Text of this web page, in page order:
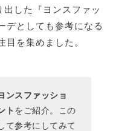
出した『ヨンスファッ
デとしても参考になる
目を集めました。
ンスファッショ
トをご紹介。この
て参考にしてみて